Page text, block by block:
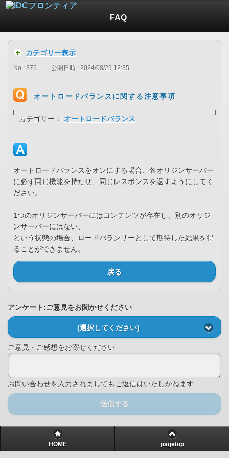
FAQ
カテゴリー表示
No : 376 公開日時 : 2024/08/29 12:35
オートロードバランスに関する注意事項
カテゴリー： オートロードバランス
オートロードバランスをオンにする場合、各オリジンサーバー
に必ず同じ機能を持たせ、同じレスポンスを返すようにしてく
ださい。
1つのオリジンサーバーにはコンテンツが存在し、別のオリジ
ンサーバーにはない、
という状態の場合、ロードバランサーとして期待した結果を得
ることができません。
戻る
アンケート:ご意見をお聞かせください
(選択してください)
ご意見・ご感想をお寄せください
お問い合わせを入力されましてもご返信はいたしかねます
送信する
HOME pagetop